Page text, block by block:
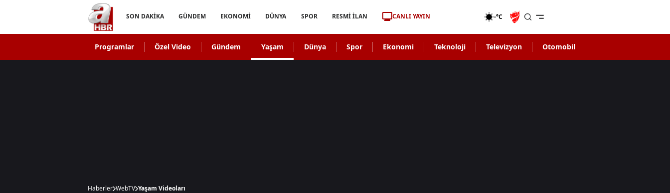
SON DAKİKA GÜNDEM EKONOMİ DÜNYA SPOR RESMİ İLAN CANLI YAYIN -°C
Programlar Özel Video Gündem Yaşam Dünya Spor Ekonomi Teknoloji Televizyon Otomobil
Haberler WebTV Yaşam Videoları